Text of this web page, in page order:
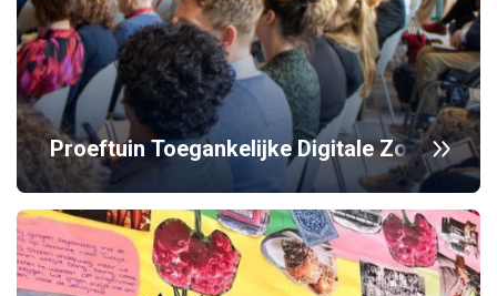
Proeftuin Toegankelijke Digitale Zorg